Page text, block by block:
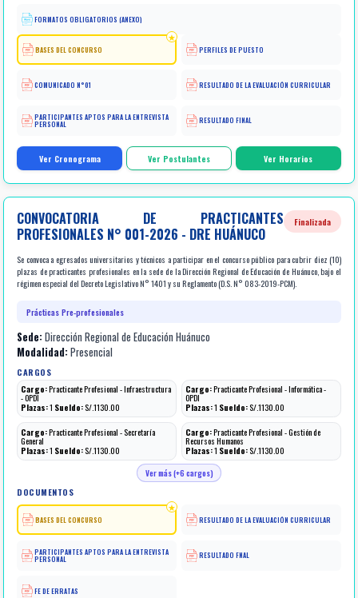
FORMATOS OBLIGATORIOS (ANEXO)
BASES DEL CONCURSO PERFILES DE PUESTO
COMUNICADO N°01 RESULTADO DE LA EVALUACIÓN CURRICULAR
PARTICIPANTES APTOS PARA LA ENTREVISTA
PERSONAL RESULTADO FINAL
Ver Cronograma Ver Postulantes Ver Horarios
CONVOCATORIA DE PRACTICANTES
PROFESIONALES N° 001-2026 - DRE HUÁNUCO
Finalizada
Se convoca a egresados universitarios y técnicos a participar en el concurso público para cubrir diez (10)
plazas de practicantes profesionales en la sede de la Dirección Regional de Educación de Huánuco, bajo el
régimen especial del Decreto Legislativo N° 1401 y su Reglamento (D.S. N° 083-2019-PCM).
Prácticas Pre-profesionales
Sede: Dirección Regional de Educación Huánuco
Modalidad: Presencial
CARGOS
Cargo:Practicante Profesional - Infraestructura
- OPDI
Plazas:1 Sueldo: S/.1130.00
Cargo:Practicante Profesional - Informática -
OPDI
Plazas:1 Sueldo: S/.1130.00
Cargo:Practicante Profesional - Secretaría
General
Plazas:1 Sueldo: S/.1130.00
Cargo:Practicante Profesional - Gestión de
Recursos Humanos
Plazas:1 Sueldo: S/.1130.00
Ver más (+6 cargos)
DOCUMENTOS
BASES DEL CONCURSO RESULTADO DE LA EVALUACIÓN CURRICULAR
PARTICIPANTES APTOS PARA LA ENTREVISTA
PERSONAL RESULTADO FNAL
FE DE ERRATAS